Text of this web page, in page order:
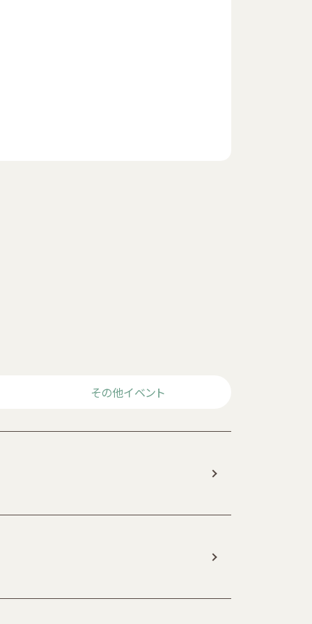
その他イベント